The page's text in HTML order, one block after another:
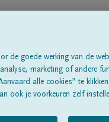
25/11/2021
de goede werking van de
marketing of andere
alle cookies” te
ook je voorkeuren zelf